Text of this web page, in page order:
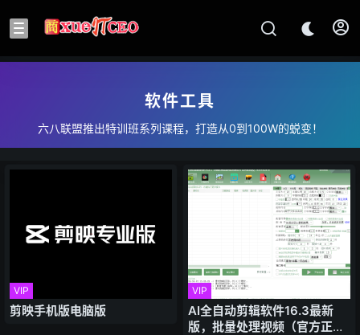
软件工具
六八联盟推出特训班系列课程，打造从0到100W的蜕变！
VIP
剪映手机版电脑版
VIP
AI全自动剪辑软件16.3最新
版，批量处理视频（官方正